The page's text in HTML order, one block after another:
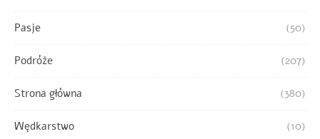
Pasje (50)
Podróże (207)
Strona główna (380)
Wędkarstwo (10)